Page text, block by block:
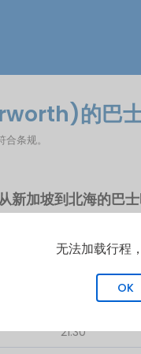
的巴
合条规。
新加坡到北海的巴
21:30
无法加载行程
OK